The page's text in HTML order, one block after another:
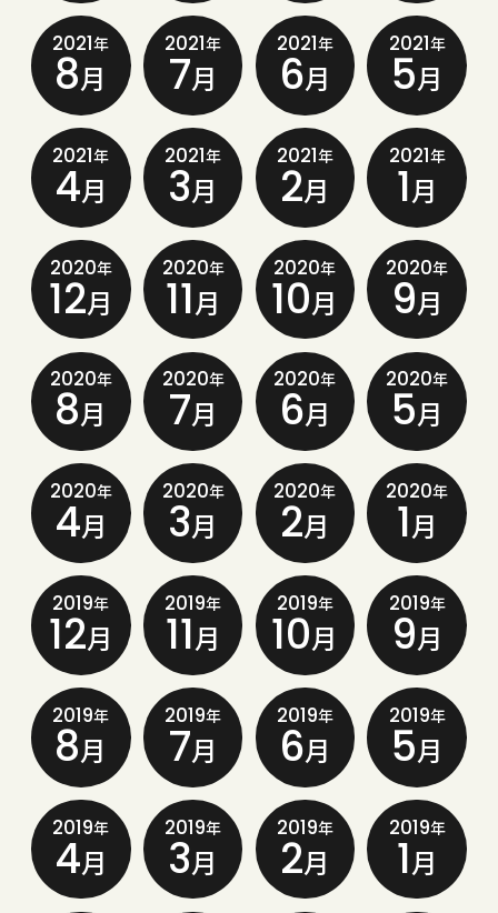
2021年
8月
2021年
7月
2021年
6月
2021年
5月
2021年
4月
2021年
3月
2021年
2月
2021年
1月
2020年
12月
2020年
11月
2020年
10月
2020年
9月
2020年
8月
2020年
7月
2020年
6月
2020年
5月
2020年
4月
2020年
3月
2020年
2月
2020年
1月
2019年
12月
2019年
11月
2019年
10月
2019年
9月
2019年
8月
2019年
7月
2019年
6月
2019年
5月
2019年
4月
2019年
3月
2019年
2月
2019年
1月